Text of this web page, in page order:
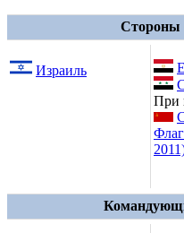
Стороны
Израиль
При